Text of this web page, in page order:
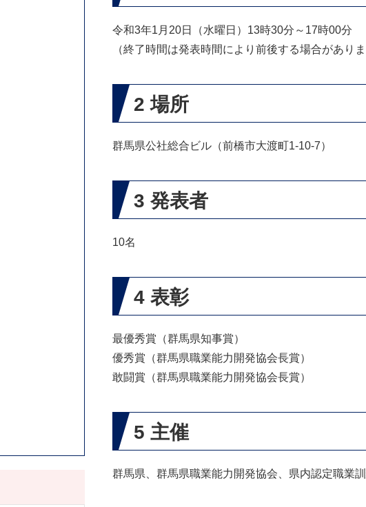
令和3年1月20日（水曜日）13時30分～17時00分
（終了時間は発表時間により前後する場合がありま
2 場所
群馬県公社総合ビル（前橋市大渡町1-10-7）
3 発表者
10名
4 表彰
最優秀賞（群馬県知事賞）
優秀賞（群馬県職業能力開発協会長賞）
敢闘賞（群馬県職業能力開発協会長賞）
5 主催
群馬県、群馬県職業能力開発協会、県内認定職業